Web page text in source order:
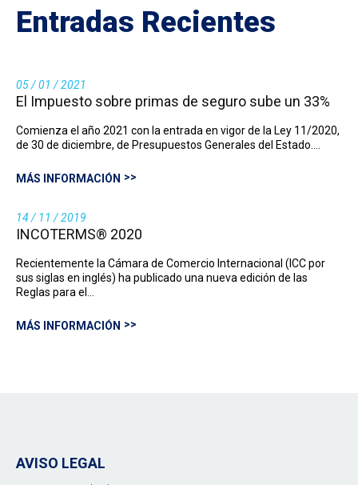
Entradas Recientes
05 / 01 / 2021
El Impuesto sobre primas de seguro sube un 33%
Comienza el año 2021 con la entrada en vigor de la Ley 11/2020,
de 30 de diciembre, de Presupuestos Generales del Estado.…
MÁS INFORMACIÓN
14 / 11 / 2019
INCOTERMS® 2020
Recientemente la Cámara de Comercio Internacional (ICC por
sus siglas en inglés) ha publicado una nueva edición de las
Reglas para el…
MÁS INFORMACIÓN
AVISO LEGAL